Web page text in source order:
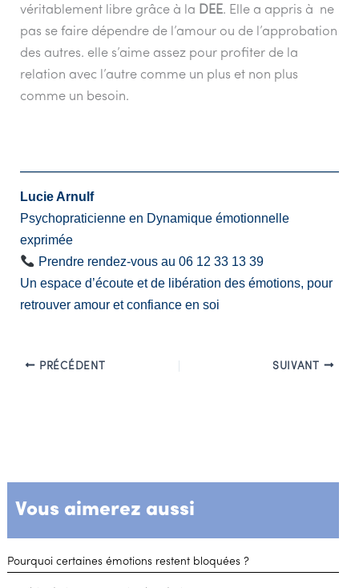
véritablement libre grâce à la DEE. Elle a appris à ne
pas se faire dépendre de l’amour ou de l’approbation
des autres. elle s’aime assez pour profiter de la
relation avec l’autre comme un plus et non plus
comme un besoin.
Lucie Arnulf
Psychopraticienne en Dynamique émotionnelle
exprimée
Prendre rendez-vous au 06 12 33 13 39
Un espace d’écoute et de libération des émotions, pour
retrouver amour et confiance en soi
PRÉCÉDENT SUIVANT
Vous aimerez aussi
Pourquoi certaines émotions restent bloquées ?